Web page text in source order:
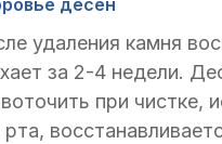
дёсен
удаления камня
за 2-4 недели.
при чистке,
рта,